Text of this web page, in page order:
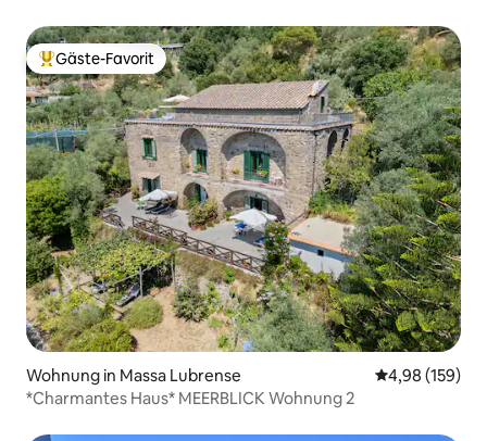
Beliebter Gäste-Favorit.
Gäste-Favorit
Wohnung in Massa Lubrense
4,98 (159)
*Charmantes Haus* MEERBLICK Wohnung 2